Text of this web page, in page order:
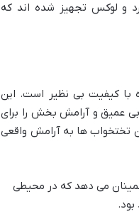
و لوکس تجهیز شده اند که
با کیفیت بی نظیر است. این
عمیق و آرامش بخش را برای
تختخواب ها به آرامش واقعی
می دهد که در محیطی